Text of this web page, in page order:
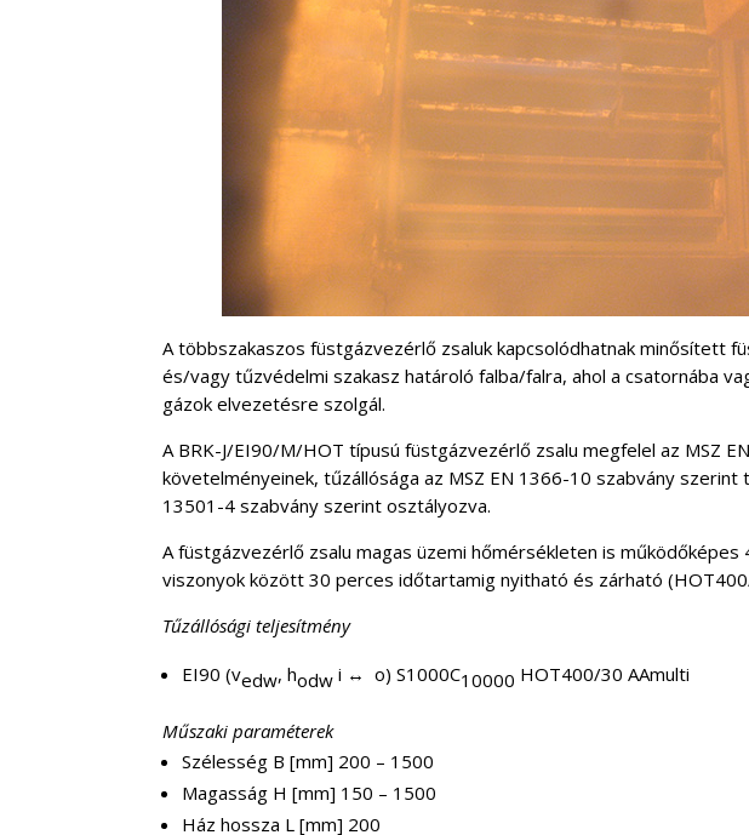
A többszakaszos füstgázvezérlő zsaluk kapcsolódhatnak minősített
és/vagy tűzvédelmi szakasz határoló falba/falra, ahol a csatornába
gázok elvezetésre szolgál.
A BRK-J/EI90/M/HOT típusú füstgázvezérlő zsalu megfelel az MSZ
követelményeinek, tűzállósága az MSZ EN 1366-10 szabvány szerint
13501-4 szabvány szerint osztályozva.
A füstgázvezérlő zsalu magas üzemi hőmérsékleten is működőképes
viszonyok között 30 perces időtartamig nyitható és zárható
Tűzállósági teljesítmény
EI90 (vedw, hodw i ↔ o) S1000C10000 HOT400/30 AAmulti
Műszaki paraméterek
Szélesség B [mm] 200 – 1500
Magasság H [mm] 150 – 1500
Ház hossza L [mm] 200